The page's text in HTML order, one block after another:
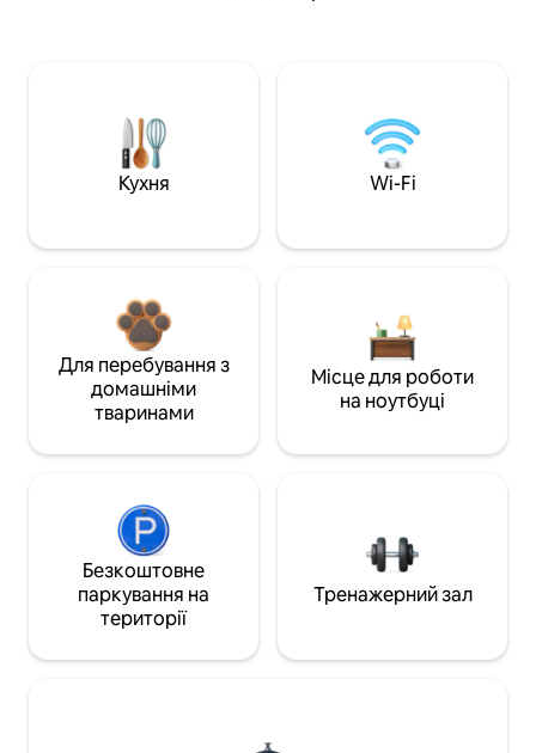
Кухня Wi-Fi
Для перебування з
домашніми
тваринами
Місце для роботи
на ноутбуці
Безкоштовне
паркування на
території
Тренажерний зал